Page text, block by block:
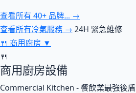
查看所有 40+ 品牌... →
查看所有冷氣服務 → 24H 緊急維修
🍴 商用廚房 ▼
🍴
商用廚房設備
Commercial Kitchen - 餐飲業最強後盾